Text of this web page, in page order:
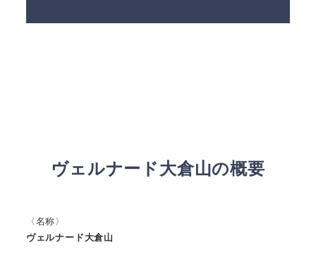
ヴェルナード大倉山の概要
〈名称〉
ヴェルナード大倉山